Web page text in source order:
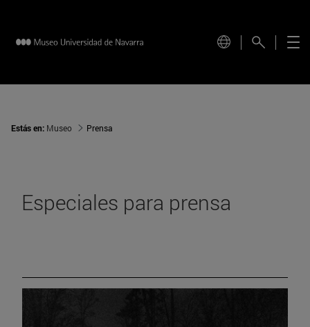
Estás en: Museo Prensa
Especiales para prensa